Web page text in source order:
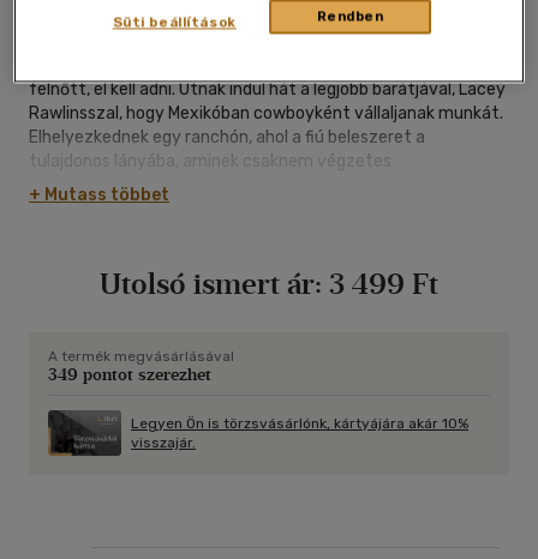
A tizenhat éves John Grady Cole a lovak szerelmese.
felnőtt, el kell adni. Útnak indul hát a legjobb barátjával, Lacey
Rawlinsszal, hogy Mexikóban cowboyként vállaljanak munkát.
Elhelyezkednek egy ranchón, ahol a fiú beleszeret a
tulajdonos lányába, aminek csaknem végzetes
következményei lesznek: barátjával együtt egy kegyetlen
mexikói börtönben köt ki, ahol a két gringó életére törnek.
könyörtelenebb világban. Ez a modern kori western, újraírva a
+ Mutass többet
Utolsó ismert ár: 3 499 Ft
A termék megvásárlásával
349 pontot szerezhet
Legyen Ön is törzsvásárlónk, kártyájára akár 10%
visszajár.
Rendben
Süti beállítások